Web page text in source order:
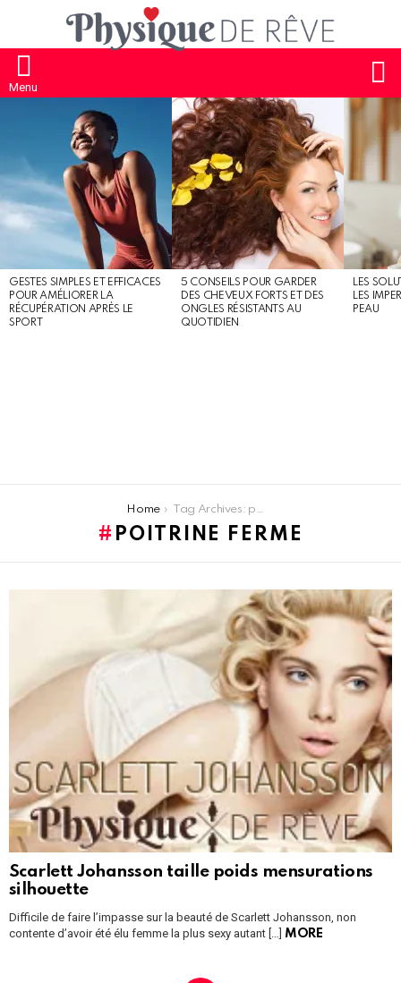
Menu
GESTES SIMPLES ET EFFICACES
POUR AMÉLIORER LA
RÉCUPÉRATION APRÈS LE
SPORT
5 CONSEILS POUR GARDER
DES CHEVEUX FORTS ET DES
ONGLES RÉSISTANTS AU
QUOTIDIEN
LES
LES
PEAU
Home Tag Archives: poitrine ferme
POITRINE FERME
Scarlett Johansson taille poids mensurations
silhouette
Difficile de faire l’impasse sur la beauté de Scarlett Johansson, non
contente d’avoir été élu femme la plus sexy autant […] MORE